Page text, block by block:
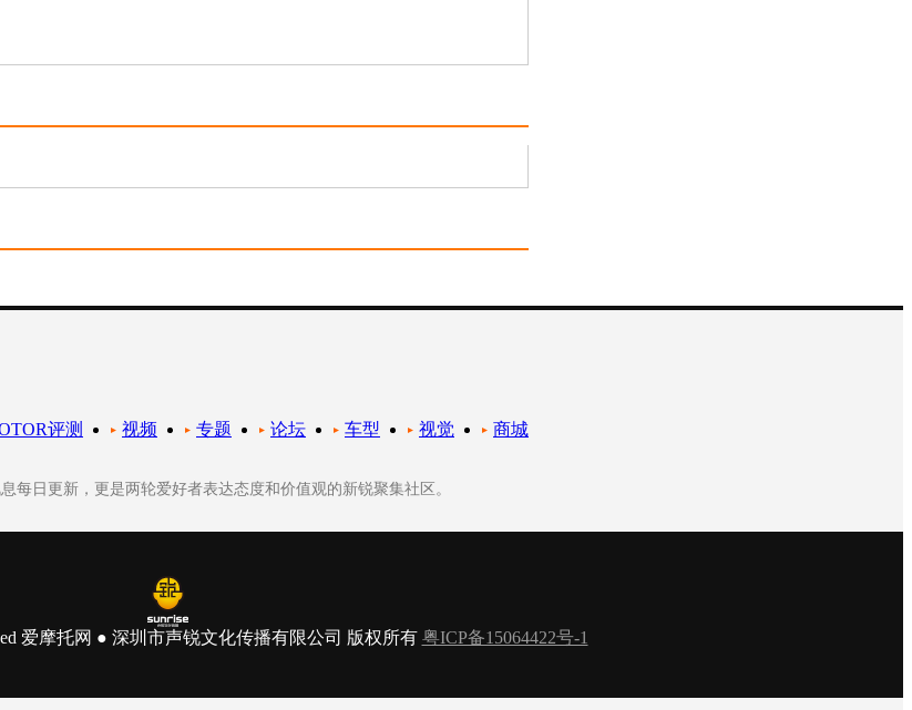
商城
视觉
车型
论坛
专题
视频
评测
日更新，更是两轮爱好者表达态度和价值观的新锐聚集社区。
爱摩托网 ● 深圳市声锐文化传播有限公司 版权所有 粤ICP备15064422号-1